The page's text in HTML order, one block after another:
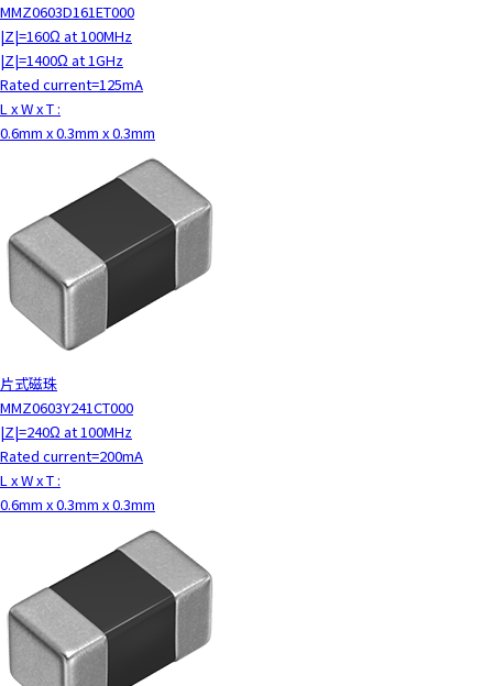
MMZ0603D161ET000
|Z|=160Ω at 100MHz
|Z|=1400Ω at 1GHz
Rated current=125mA
L x W x T :
0.6mm x 0.3mm x 0.3mm
片式磁珠
MMZ0603Y241CT000
|Z|=240Ω at 100MHz
Rated current=200mA
L x W x T :
0.6mm x 0.3mm x 0.3mm